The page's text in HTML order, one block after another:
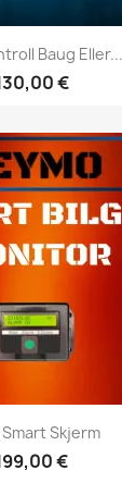
Baug Eller...
€
Skjerm
€